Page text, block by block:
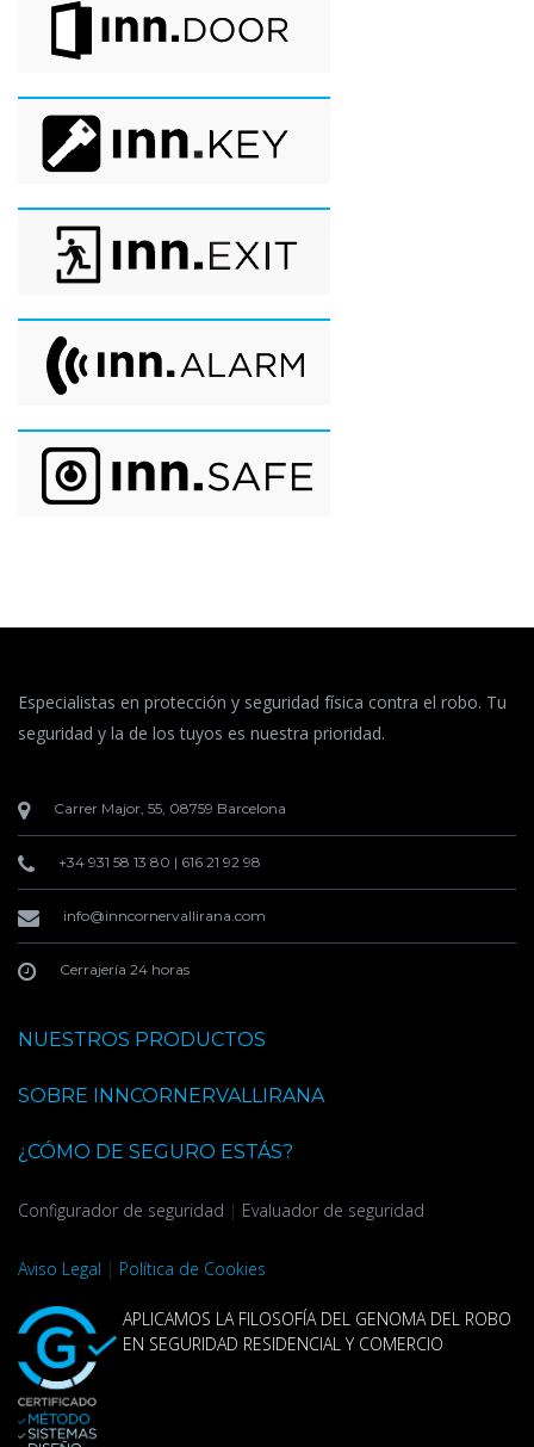
Especialistas en protección y seguridad física contra el robo. Tu
seguridad y la de los tuyos es nuestra prioridad.
Carrer Major, 55, 08759 Barcelona
+34 931 58 13 80 | 616 21 92 98
info@inncornervallirana.com
Cerrajería 24 horas
NUESTROS PRODUCTOS
SOBRE INNCORNERVALLIRANA
¿CÓMO DE SEGURO ESTÁS?
Configurador de seguridad | Evaluador de seguridad
Aviso Legal | Política de Cookies
APLICAMOS LA FILOSOFÍA DEL GENOMA DEL ROBO
EN SEGURIDAD RESIDENCIAL Y COMERCIO